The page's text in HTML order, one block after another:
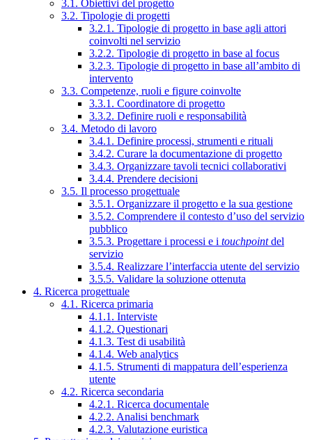
3.1. Obiettivi del progetto
3.2. Tipologie di progetti
3.2.1. Tipologie di progetto in base agli attori
coinvolti nel servizio
3.2.2. Tipologie di progetto in base al focus
3.2.3. Tipologie di progetto in base all’ambito di
intervento
3.3. Competenze, ruoli e figure coinvolte
3.3.1. Coordinatore di progetto
3.3.2. Definire ruoli e responsabilità
3.4. Metodo di lavoro
3.4.1. Definire processi, strumenti e rituali
3.4.2. Curare la documentazione di progetto
3.4.3. Organizzare tavoli tecnici collaborativi
3.4.4. Prendere decisioni
3.5. Il processo progettuale
3.5.1. Organizzare il progetto e la sua gestione
3.5.2. Comprendere il contesto d’uso del servizio
pubblico
3.5.3. Progettare i processi e i touchpointdel
servizio
3.5.4. Realizzare l’interfaccia utente del servizio
3.5.5. Validare la soluzione ottenuta
4. Ricerca progettuale
4.1. Ricerca primaria
4.1.1. Interviste
4.1.2. Questionari
4.1.3. Test di usabilità
4.1.4. Web analytics
4.1.5. Strumenti di mappatura dell’esperienza
utente
4.2. Ricerca secondaria
4.2.1. Ricerca documentale
4.2.2. Analisi benchmark
4.2.3. Valutazione euristica